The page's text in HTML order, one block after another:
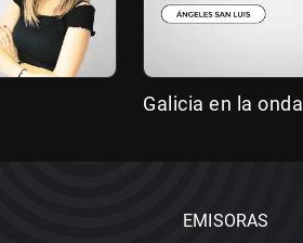
Galicia en la onda
EMISORAS